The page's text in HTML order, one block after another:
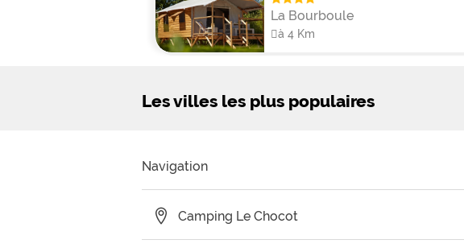
La Bourboule
à 4 Km
Les villes les plus populaires
Navigation
Camping Le Chocot